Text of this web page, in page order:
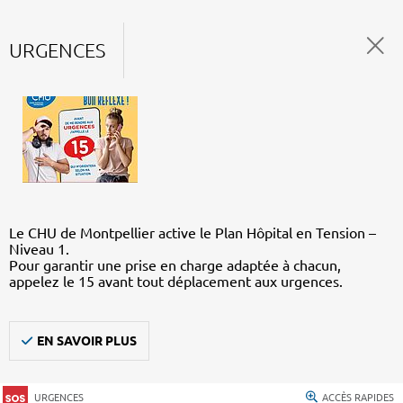
URGENCES
Le CHU de Montpellier active le Plan Hôpital en Tension –
Niveau 1.
Pour garantir une prise en charge adaptée à chacun,
appelez le 15 avant tout déplacement aux urgences.
EN SAVOIR PLUS
URGENCES ACCÈS RAPIDES